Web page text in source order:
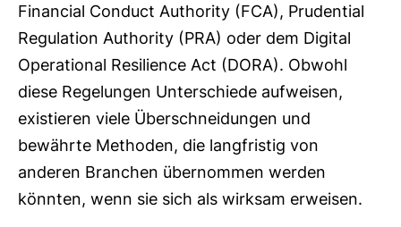
Financial Conduct Authority (FCA), Prudential
Regulation Authority (PRA) oder dem Digital
Operational Resilience Act (DORA). Obwohl
diese Regelungen Unterschiede aufweisen,
existieren viele Überschneidungen und
bewährte Methoden, die langfristig von
anderen Branchen übernommen werden
könnten, wenn sie sich als wirksam erweisen.